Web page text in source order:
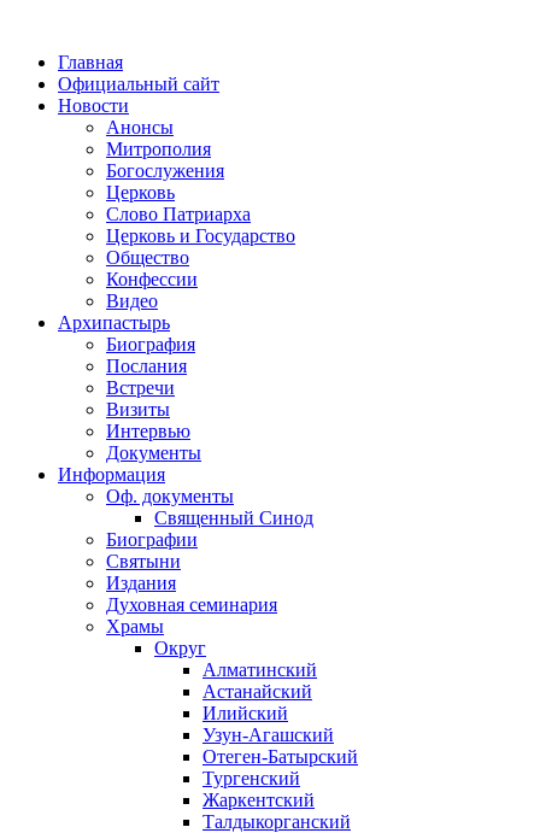
Главная
Официальный сайт
Новости
Анонсы
Митрополия
Богослужения
Церковь
Слово Патриарха
Церковь и Государство
Общество
Конфессии
Видео
Архипастырь
Биография
Послания
Встречи
Визиты
Интервью
Документы
Информация
Оф. документы
Священный Синод
Биографии
Святыни
Издания
Духовная семинария
Храмы
Округ
Алматинский
Астанайский
Илийский
Узун-Агашский
Отеген-Батырский
Тургенский
Жаркентский
Талдыкорганский